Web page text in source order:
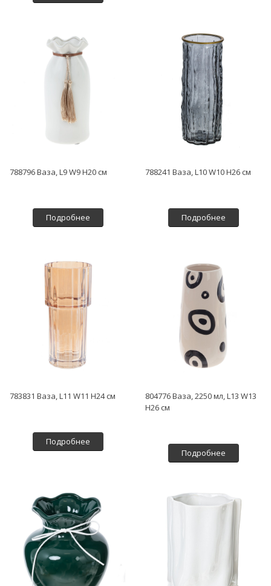
788796 Ваза, L9 W9 H20 см
Подробнее
788241 Ваза, L10 W10 H26 см
Подробнее
783831 Ваза, L11 W11 H24 см
Подробнее
804776 Ваза, 2250 мл, L13 W13
H26 см
Подробнее